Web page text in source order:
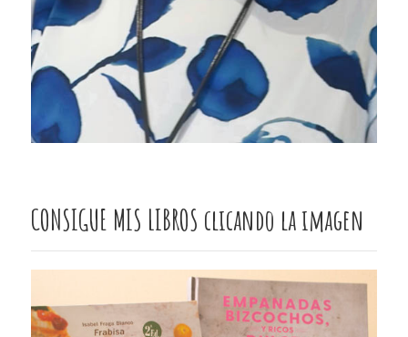
CONSIGUE MIS LIBROS clicando la imagen